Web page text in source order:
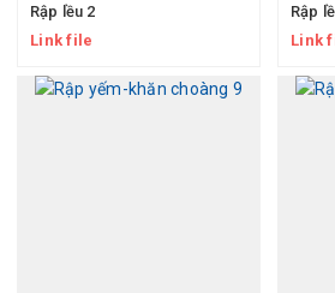
Rập lều 2
Link file
Rập
Link